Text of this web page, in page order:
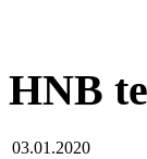
HNB
03.01.2020